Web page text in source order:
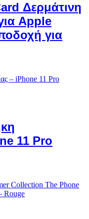
Δερμάτινη
Apple
για
11 Pro